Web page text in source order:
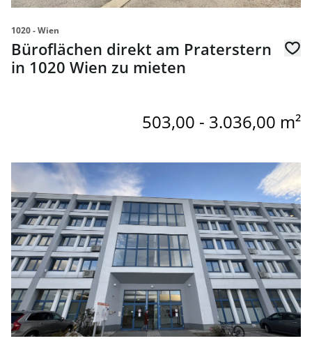
1020 - Wien
Büroflächen direkt am Praterstern
in 1020 Wien zu mieten
503,00 - 3.036,00 m²
Link zur Seite Büroflächen mit Lagermöglichkeiten -